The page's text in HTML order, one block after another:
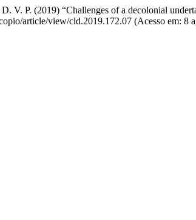
V. P. (2019) “Challenges of a decolonial
article/view/cld.2019.172.07 (Acesso em: 8